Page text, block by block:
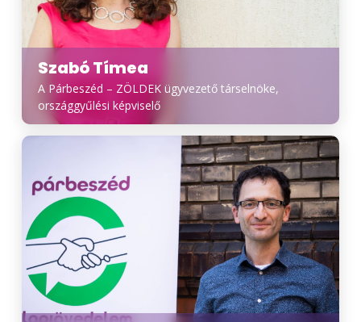
Szabó Tímea
A Párbeszéd – ZÖLDEK ügyvezető társelnöke,
országgyűlési képviselő